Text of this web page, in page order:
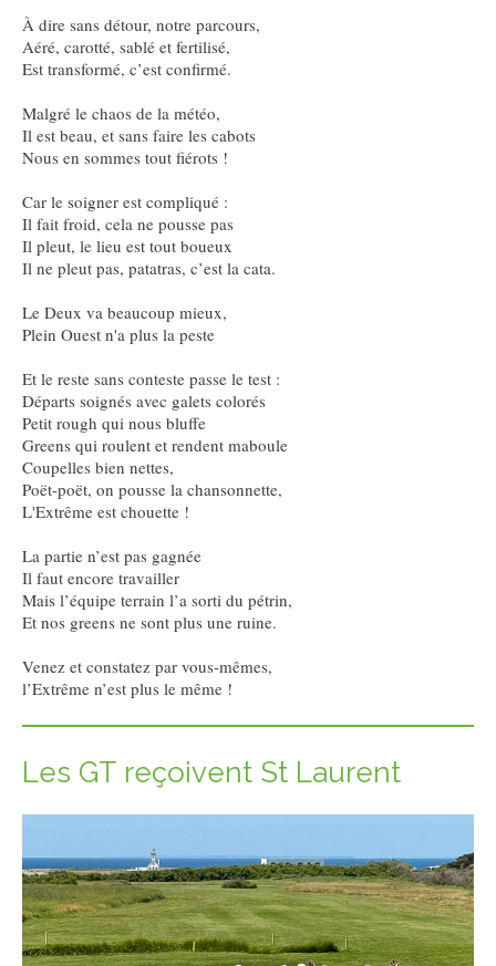
À dire sans détour, notre parcours,
Aéré, carotté, sablé et fertilisé,
Est transformé, c’est confirmé.
Malgré le chaos de la météo,
Il est beau, et sans faire les cabots
Nous en sommes tout fiérots !
Car le soigner est compliqué :
Il fait froid, cela ne pousse pas
Il pleut, le lieu est tout boueux
Il ne pleut pas, patatras, c’est la cata.
Le Deux va beaucoup mieux,
Plein Ouest n'a plus la peste
Et le reste sans conteste passe le test :
Départs soignés avec galets colorés
Petit rough qui nous bluffe
Greens qui roulent et rendent maboule
Coupelles bien nettes,
Poët-poët, on pousse la chansonnette,
L'Extrême est chouette !
La partie n’est pas gagnée
Il faut encore travailler
Mais l’équipe terrain l’a sorti du pétrin,
Et nos greens ne sont plus une ruine.
Venez et constatez par vous-mêmes,
l’Extrême n’est plus le même !
Les GT reçoivent St Laurent